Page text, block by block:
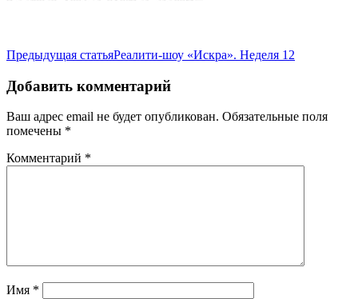
Навигация
по
записям
Предыдущая статьяРеалити-шоу «Искра». Неделя 12
Добавить комментарий
Ваш адрес email не будет опубликован. Обязательные поля
помечены *
Комментарий *
Имя *